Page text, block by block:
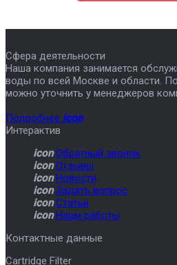
Сфера деятельности
Наша компания занимается
воды по всей Москве и области.
можно уточнить у менеджеров
Подробнее icon
Интерактив
icon Обратный звонок
icon Отзывы
icon Новости
icon Задать вопрос
icon Статьи
icon Наши работы
Контактные данные
Cartridge Filter